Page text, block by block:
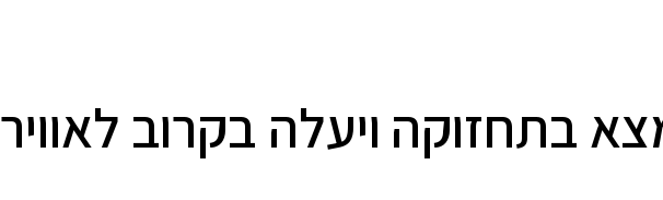
בתחזוקה ויעלה בקרוב לאוויר